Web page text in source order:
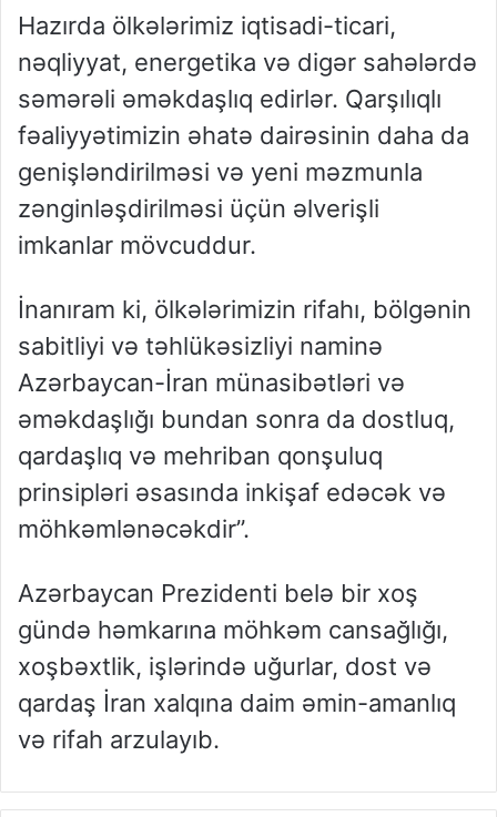
Hazırda ölkələrimiz iqtisadi-ticari,
nəqliyyat, energetika və digər sahələrdə
səmərəli əməkdaşlıq edirlər. Qarşılıqlı
fəaliyyətimizin əhatə dairəsinin daha da
genişləndirilməsi və yeni məzmunla
zənginləşdirilməsi üçün əlverişli
imkanlar mövcuddur.
İnanıram ki, ölkələrimizin rifahı, bölgənin
sabitliyi və təhlükəsizliyi naminə
Azərbaycan-İran münasibətləri və
əməkdaşlığı bundan sonra da dostluq,
qardaşlıq və mehriban qonşuluq
prinsipləri əsasında inkişaf edəcək və
möhkəmlənəcəkdir”.
Azərbaycan Prezidenti belə bir xoş
gündə həmkarına möhkəm cansağlığı,
xoşbəxtlik, işlərində uğurlar, dost və
qardaş İran xalqına daim əmin-amanlıq
və rifah arzulayıb.